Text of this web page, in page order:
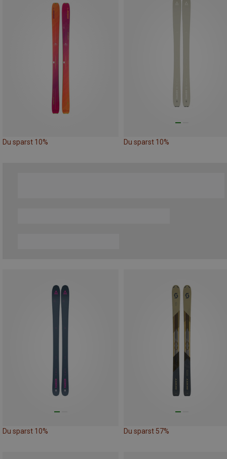
Du sparst 10% Du sparst 10%
Du sparst 10% Du sparst 57%